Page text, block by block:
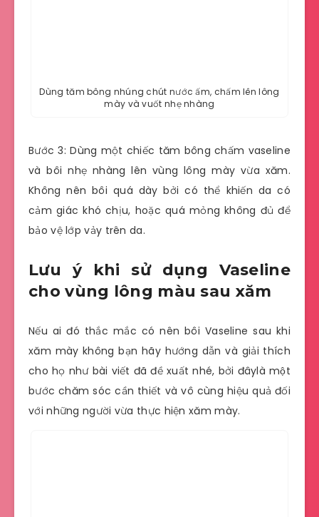
Dùng tăm bông nhúng chút nước ấm, chấm lên lông
mày và vuốt nhẹ nhàng
Bước 3: Dùng một chiếc tăm bông chấm vaseline
và bôi nhẹ nhàng lên vùng lông mày vừa xăm.
Không nên bôi quá dày bởi có thể khiến da có
cảm giác khó chịu, hoặc quá mỏng không đủ để
bảo vệ lớp vảy trên da.
Lưu ý khi sử dụng Vaseline
cho vùng lông màu sau xăm
Nếu ai đó thắc mắc có nên bôi Vaseline sau khi
xăm mày không bạn hãy hướng dẫn và giải thích
cho họ như bài viết đã đề xuất nhé, bởi đâylà một
bước chăm sóc cần thiết và vô cùng hiệu quả đối
với những người vừa thực hiện xăm mày.